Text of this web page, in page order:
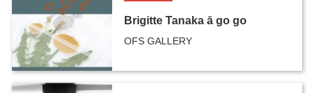
Brigitte Tanaka ā go go
OFS GALLERY